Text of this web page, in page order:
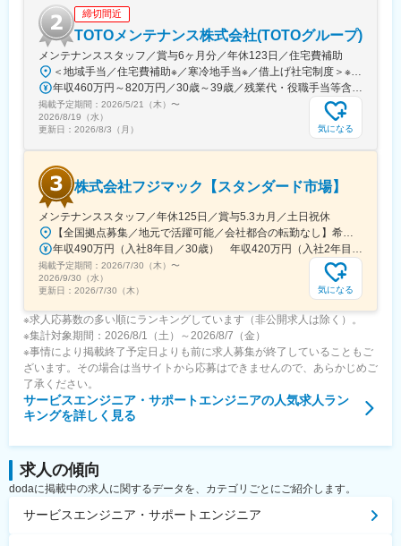
通駅、熊本駅、スタジアムシティサウス駅、いわき駅、金沢駅、
長野駅、福井駅、岡山駅、松山市駅、福山駅、広島駅、横川駅(広
島県)、中電前駅、呉駅、勝田駅、日立駅、大甕駅、常陸多賀駅、
佐和駅、研究学園駅、宇都宮駅、小山駅、太田駅(群馬県)、中央前
橋駅、新前橋駅、苫小牧駅、さっぽろ駅、青森駅、秋田駅、長岡
駅、近鉄四日市駅、大和西大寺駅、鳥取駅、松江駅、下関駅、徳
島駅、高松駅(香川県)、高知駅、佐賀駅、大分駅、宮崎駅、鹿児島
中央駅、彦根駅、新宿西口駅、立川駅、千葉駅、あおば通駅、西
松本駅、新静岡駅、第一通り駅、新豊田駅、名古屋駅、名鉄岐阜
駅、四条駅(京都市営)、大阪梅田駅(阪神線)、神戸三宮駅(阪神)、
山陽姫路駅、紙屋町東駅、薬院大通駅、浜町アーケード駅、通町
筋駅、県庁前駅(愛媛県)、高見馬場駅、小川町駅(東京都)、赤坂見
附駅、向原駅(東京都)、人形町駅、新大久保駅、京橋駅(東京都)、
泉岳寺駅、虎ノ門ヒルズ駅、巣鴨新田駅、新御徒町駅、新宿駅(東
京メトロ)、竹橋駅、宝町駅(東京都)、銀座一丁目駅、中野新橋
駅、台場駅、新御茶ノ水駅、内幸町駅、都庁前駅、四ツ谷駅、麹
町駅、浅草駅(ＴＸ)、大崎広小路駅、面影橋駅、両国駅(都営線)、
新橋駅、柳小路駅、八丁畷駅、星川駅、馬車道駅、国道駅、鹿島
田駅、緑町駅、高島町駅、海老名駅(相模線)、千葉中央駅、京成西
船駅、北与野駅、大阪城公園駅、なんば駅(地下鉄)、古川橋駅、な
にわ橋駅、渡辺橋駅、新大阪駅、西大橋駅、心斎橋駅、堺筋本町
駅、大阪天満宮駅、西元町駅、計算科学センター駅、山陽明石
駅、西院駅(京福線)、くいな橋駅、桂川駅(京都府)、日比野駅(名古
屋市営)、大門駅(愛知県)、矢田駅(愛知県)、上前津駅、栄町駅(愛
知県)、東別院駅、森下駅(愛知県)、車道駅、高岳駅、久屋大通
駅、多屋駅、祇園駅(福岡県)、熊本駅前駅、八千代町駅、市役所前
宮駅東口駅、阿波富田駅、高松築港駅、高知駅前駅、仲御徒町
駅、立川南駅、北１２条駅、仙台駅(地下鉄)、日吉町駅、新浜松
駅、名鉄名古屋駅、新富町駅(富山県)、東梅田駅、三宮駅(神戸新
交通)、西川緑道公園駅、本通駅、旦過駅、桜町駅(長崎県)、九品
寺交差点駅、市役所前駅(愛媛県)、甲東中学校前駅、淡路町駅、溜
池山王駅、東池袋四丁目駅、西武新宿駅、六本木一丁目駅、日比
締切間近
TOTOメンテナンス株式会社(TOTOグループ)
メンテナンススタッフ／賞与6ヶ月分／年休123日／住宅費補助
掲載予定期間： 2026/5/21（木） 〜
2026/8/19（水）
更新日： 2026/8/3（月） 気になる
株式会社フジマック【スタンダード市場】
メンテナンススタッフ／年休125日／賞与5.3カ月／土日祝休
掲載予定期間： 2026/7/30（木） 〜
2026/9/30（水）
更新日： 2026/7/30（木） 気になる
※求人応募数の多い順にランキングしています（非公開求人は除く）。
※集計対象期間：2026/8/1（土）～2026/8/7（金）
※事情により掲載終了予定日よりも前に求人募集が終了していることもご
ざいます。その場合は当サイトから応募はできませんので、あらかじめご
了承ください。
サービスエンジニア・サポートエンジニアの人気求人ラン
キングを詳しく見る
求人の傾向
dodaに掲載中の求人に関するデータを、カテゴリごとにご紹介します。
サービスエンジニア・サポートエンジニア